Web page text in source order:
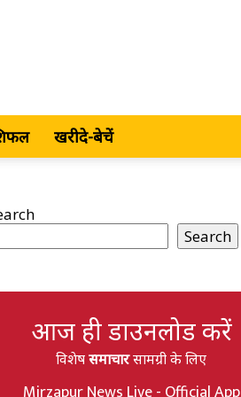
खरीदे-बेचें
Search
आज ही डाउनलोड करें
विशेषसमाचारसामग्री के लिए